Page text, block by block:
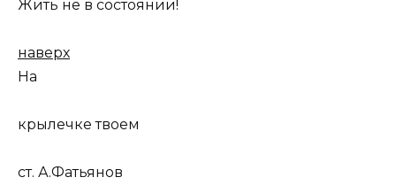
Жить не в состоянии!
наверх
На
крылечке твоем
ст. А.Фатьянов